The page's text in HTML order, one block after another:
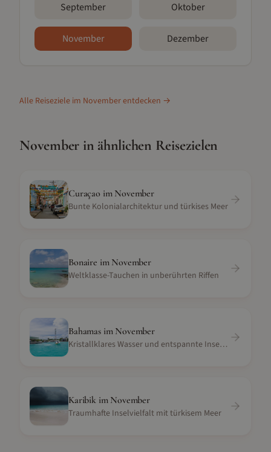
September Oktober
November Dezember
Alle Reiseziele im Novemberentdecken →
November in ähnlichen Reisezielen
Curaçao im November
Bunte Kolonialarchitektur und türkises Meer
Bonaire im November
Weltklasse-Tauchen in unberührten Riffen
Bahamasim November
Kristallklares Wasser und entspannte Inselatmosphäre
Karibikim November
Traumhafte Inselvielfalt mit türkisem Meer